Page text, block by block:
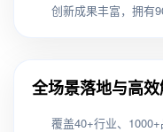
创新成果丰富，拥有
全场景落地与高
覆盖40+行业、